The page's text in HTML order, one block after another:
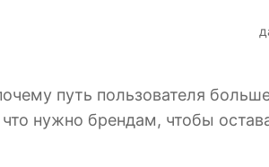
путь пользователя
нужно брендам, чтобы